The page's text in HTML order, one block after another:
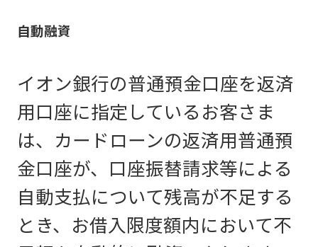
自動融資
イオン銀行の普通預金口座を返済
用口座に指定しているお客さま
は、カードローンの返済用普通預
金口座が、口座振替請求等による
自動支払について残高が不足する
とき、お借入限度額内において不